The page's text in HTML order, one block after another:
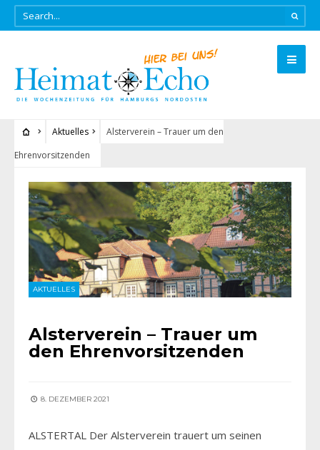
Aktuelles
Alsterverein – Trauer um den
Ehrenvorsitzenden
AKTUELLES
Alsterverein – Trauer um
den Ehrenvorsitzenden
8. DEZEMBER 2021
ALSTERTAL Der Alsterverein trauert um seinen